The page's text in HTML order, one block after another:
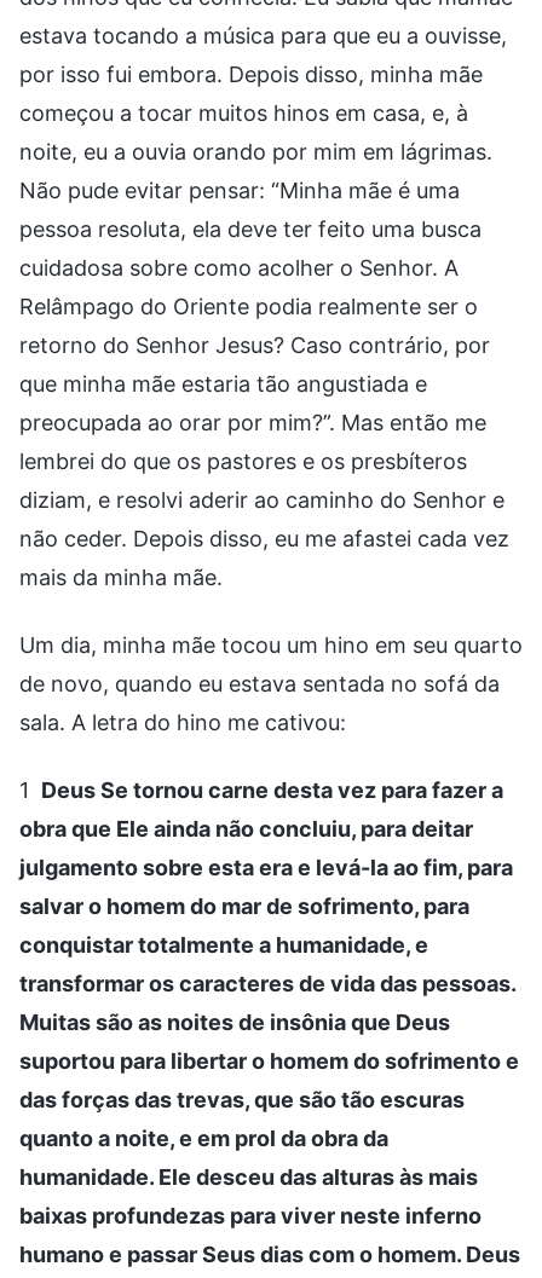
estava tocando a música para que eu a ouvisse,
por isso fui embora. Depois disso, minha mãe
começou a tocar muitos hinos em casa, e, à
noite, eu a ouvia orando por mim em lágrimas.
Não pude evitar pensar: “Minha mãe é uma
pessoa resoluta, ela deve ter feito uma busca
cuidadosa sobre como acolher o Senhor. A
Relâmpago do Oriente podia realmente ser o
retorno do Senhor Jesus? Caso contrário, por
que minha mãe estaria tão angustiada e
preocupada ao orar por mim?”. Mas então me
lembrei do que os pastores e os presbíteros
diziam, e resolvi aderir ao caminho do Senhor e
não ceder. Depois disso, eu me afastei cada vez
mais da minha mãe.
Um dia, minha mãe tocou um hino em seu quarto
de novo, quando eu estava sentada no sofá da
sala. A letra do hino me cativou:
1 Deus Se tornou carne desta vez para fazer a
obra que Ele ainda não concluiu, para deitar
julgamento sobre esta era e levá-la ao fim, para
salvar o homem do mar de sofrimento, para
conquistar totalmente a humanidade, e
transformar os caracteres de vida das pessoas.
Muitas são as noites de insônia que Deus
suportou para libertar o homem do sofrimento e
das forças das trevas, que são tão escuras
quanto a noite, e em prol da obra da
humanidade. Ele desceu das alturas às mais
baixas profundezas para viver neste inferno
humano e passar Seus dias com o homem. Deus